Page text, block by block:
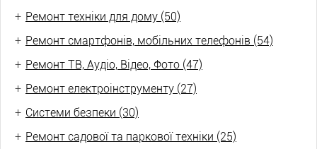
+ Ремонт техніки для дому (50)
+ Ремонт смартфонів, мобільних телефонів (54)
+ Ремонт ТВ, Аудіо, Відео, Фото (47)
+ Ремонт електроінструменту (27)
+ Системи безпеки (30)
+ Ремонт садової та паркової техніки (25)